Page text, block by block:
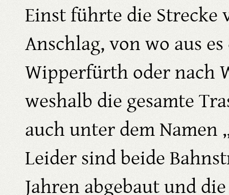
Einst führte die Strecke
Anschlag, von wo aus
Wipperfürth oder nach
weshalb die gesamte
auch unter dem
Leider sind beide
Jahren abgebaut und